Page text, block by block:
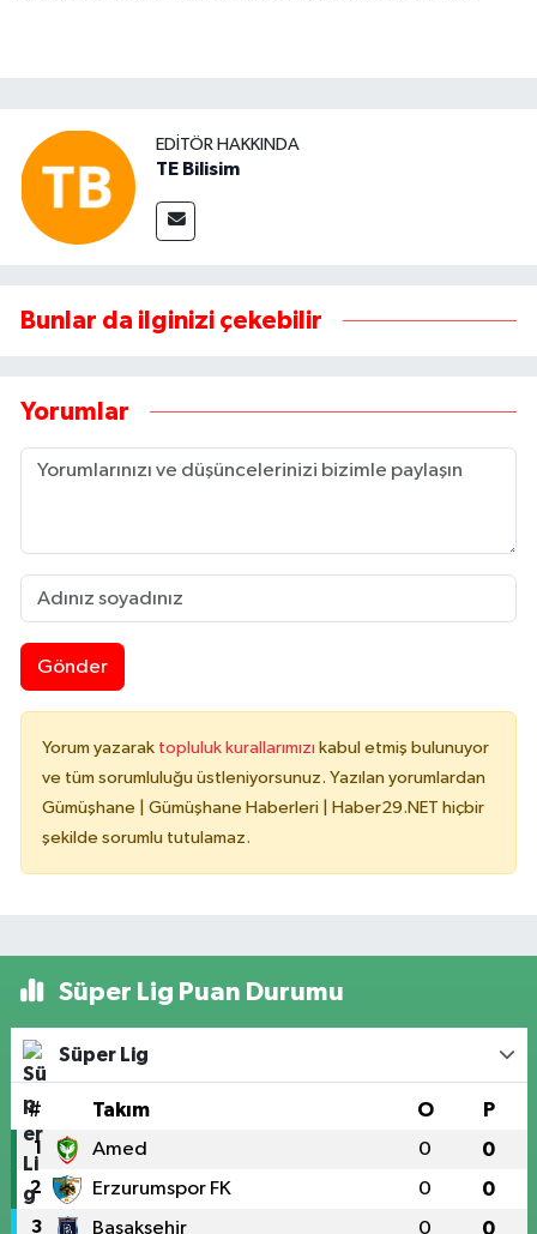
EDITÖR HAKKINDA
TE Bilisim
Bunlar da ilginizi çekebilir
Yorumlar
Gönder
Yorum yazarak topluluk kurallarımızı kabul etmiş bulunuyor
ve tüm sorumluluğu üstleniyorsunuz. Yazılan yorumlardan
Gümüşhane | Gümüşhane Haberleri | Haber29.NET hiçbir
şekilde sorumlu tutulamaz.
Süper Lig Puan Durumu
Süper Lig
# Takım O P
1 Amed 0 0
2 Erzurumspor FK 0 0
3 Başakşehir 0 0